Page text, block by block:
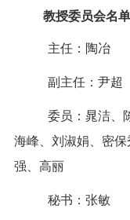
教授委员会名单
主任：陶冶
副主任：尹超
委员：晁洁、
海峰、刘淑娟、密
强、高丽
秘书：张敏